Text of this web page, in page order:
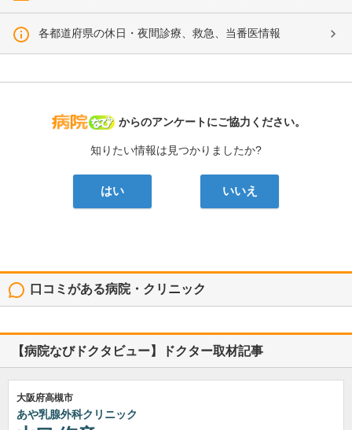
各都道府県の休日・夜間診療、救急、当番医情報
病院なび
からのアンケートにご協力ください。
知りたい情報は見つかりましたか?
はい いいえ
口コミがある病院・クリニック
大阪府豊中市東泉丘1丁目6-1
口コミ: 1件
優しい先生で、時間制限もなく、ホームページ通りゆっくりと話せました。 自